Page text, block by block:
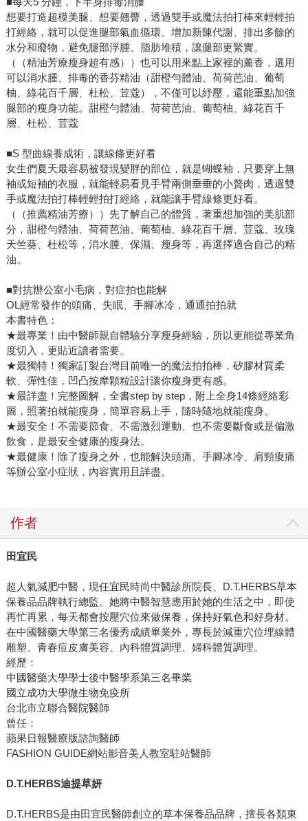
想要打造超模美腿、想要翹臀，透過雙手或魔法拍打棒來輕輕拍
打經絡，就可以促進腿部氣血循環、增加新陳代謝、排出多餘的
水分和廢物，避免腿部浮腫、脂肪堆積，讓腿部更緊實。
（（精油芳療瘦身超有感））也可以用來點上家裡的薰香，選用
可以消水腫、排毒的香芬精油（甜橙勻體油、荷荷芭油、葡萄
柚、綠花百千層、杜松、荳蔻），不僅可以紓壓，還能重點加強
腿部的瘦身功能。甜橙勻體油、荷荷芭油、葡萄柚、綠花百千
層、杜松、荳蔻
■S 型曲線養成術，讓線條更好看
女生們夏天最容易被發現變胖的部位，就是蝴蝶袖，只要穿上無
袖或短袖的衣服，就能輕易看見手臂兩側垂垂的小贅肉，透過雙
手或魔法拍打棒輕輕拍打經絡，就能讓手臂線條更好看。
（（推薦精油芳療））先了解自己的體質，著重想加強的美肌部
分，甜橙勻體油、荷荷芭油、葡萄柚、綠花百千層、荳蔻、玫瑰
天竺葵、杜松等，消水腫、保濕、瘦身等，再選擇適合自己的精
油。
■對抗辦公室小毛病，對症拍也能解
OL經常發作的頭痛、失眠、手腳冰冷，通通拍拍就
本書特色：
★最專業！由中醫師親自體驗分享瘦身經驗，所以更能從專業角
度切入，更貼近讀者需要。
★最獨特！獨家訂製台灣目前唯一的魔法拍拍棒，矽膠材質柔
軟、彈性佳，凹凸按摩顆粒設計讓你瘦身更有感。
★最詳盡！完整圖解，全書step by step，附上全身14條經絡彩
圖，照著拍就能瘦身，簡單容易上手，隨時隨地就能瘦身。
★最安全！不需要節食、不需激烈運動、也不需要斷食或是偏激
飲食，是最安全健康的瘦身法。
★最健康！除了瘦身之外，也能解決頭痛、手腳冰冷、肩頸痠痛
等辦公室小症狀，內容實用且詳盡。
作者
田宜民
超人氣減肥中醫，現任宜民時尚中醫診所院長、D.T.HERBS草本
保養品品牌執行總監。她將中醫智慧應用於她的生活之中，即使
再忙再累，每天都會按壓穴位來做保養，保持好氣色和好身材。
在中國醫藥大學第三名優秀成績畢業外，專長於減重穴位埋線體
雕塑、青春痘皮膚美容、內科體質調理、婦科體質調理。
經歷：
中國醫藥大學學士後中醫學系第三名畢業
國立成功大學微生物免疫所
台北市立聯合醫院醫師
曾任：
蘋果日報醫療版諮詢醫師
FASHION GUIDE網站影音美人教室駐站醫師
D.T.HERBS迪提草妍
D.T.HERBS是由田宜民醫師創立的草本保養品品牌，擅長各類東